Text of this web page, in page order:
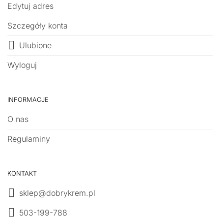
Edytuj adres
Szczegóły konta
Ulubione
Wyloguj
INFORMACJE
O nas
Regulaminy
KONTAKT
sklep@dobrykrem.pl
503-199-788